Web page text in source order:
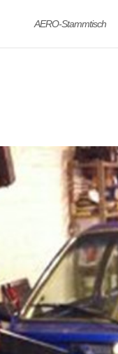
AERO-Stammtisch